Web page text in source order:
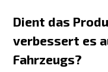
Dient das
verbessert es
Fahrzeugs?